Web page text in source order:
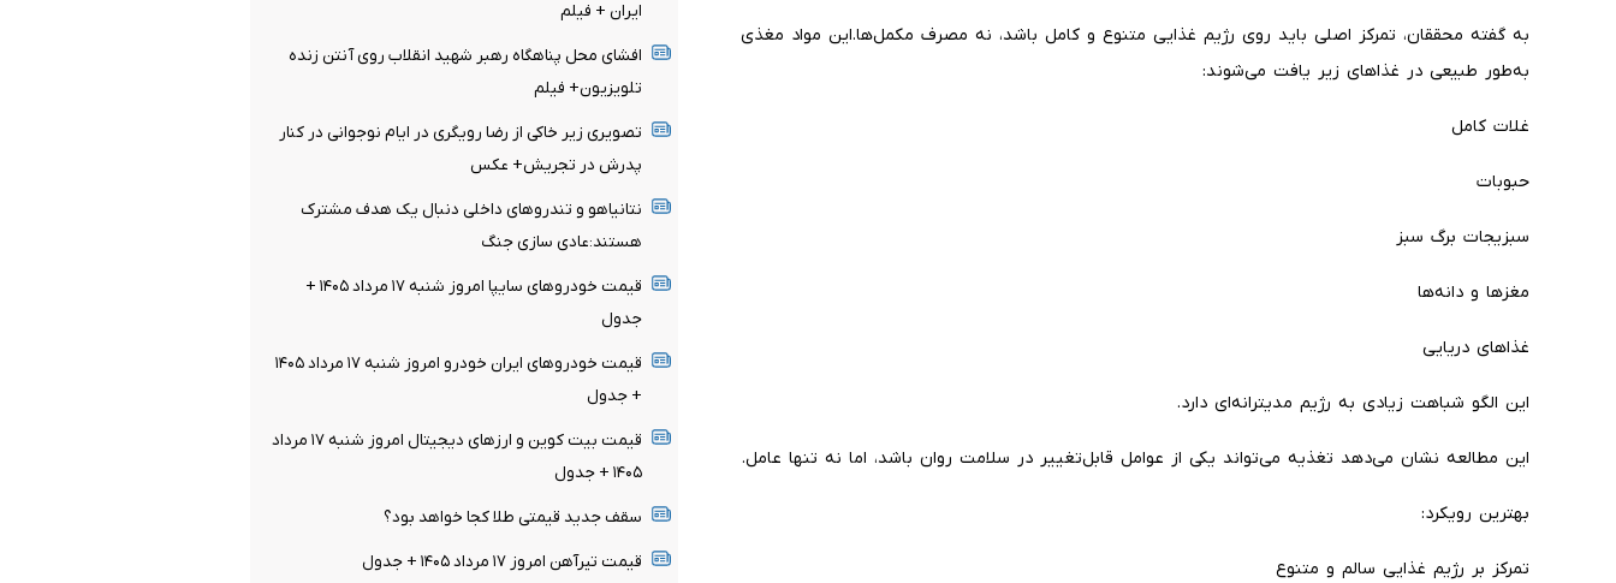
به گفته محققان، تمرکز اصلی باید روی رژیم غذایی متنوع و کامل باشد، نه مصرف مکمل‌ها.این مواد مغذی
به‌طور طبیعی در غذاهای زیر یافت می‌شوند:
غلات کامل
حبوبات
سبزیجات برگ سبز
مغزها و دانه‌ها
غذاهای دریایی
این الگو شباهت زیادی به رژیم مدیترانه‌ای دارد.
این مطالعه نشان می‌دهد تغذیه می‌تواند یکی از عوامل قابل‌تغییر در سلامت روان باشد، اما نه تنها عامل.
بهترین رویکرد:
تمرکز بر رژیم غذایی سالم و متنوع
ایران + فیلم
افشای محل پناهگاه‌ رهبر شهید انقلاب روی آنتن زنده
تلویزیون+ فیلم
تصویری زیر خاکی از رضا رویگری در ایام نوجوانی در کنار
پدرش در تجریش+ عکس
نتانیاهو و تندروهای داخلی دنبال یک هدف مشترک
هستند:عادی سازی جنگ
قیمت خودرو‌های سایپا امروز شنبه ۱۷ مرداد ۱۴۰۵ +
جدول
قیمت خودرو‌های ایران خودرو امروز شنبه ۱۷ مرداد ۱۴۰۵
+ جدول
قیمت بیت کوین و ارز‌های دیجیتال امروز شنبه ۱۷ مرداد
۱۴۰۵ + جدول
سقف جدید قیمتی طلا کجا خواهد بود؟
قیمت تیرآهن امروز ۱۷ مرداد ۱۴۰۵ + جدول